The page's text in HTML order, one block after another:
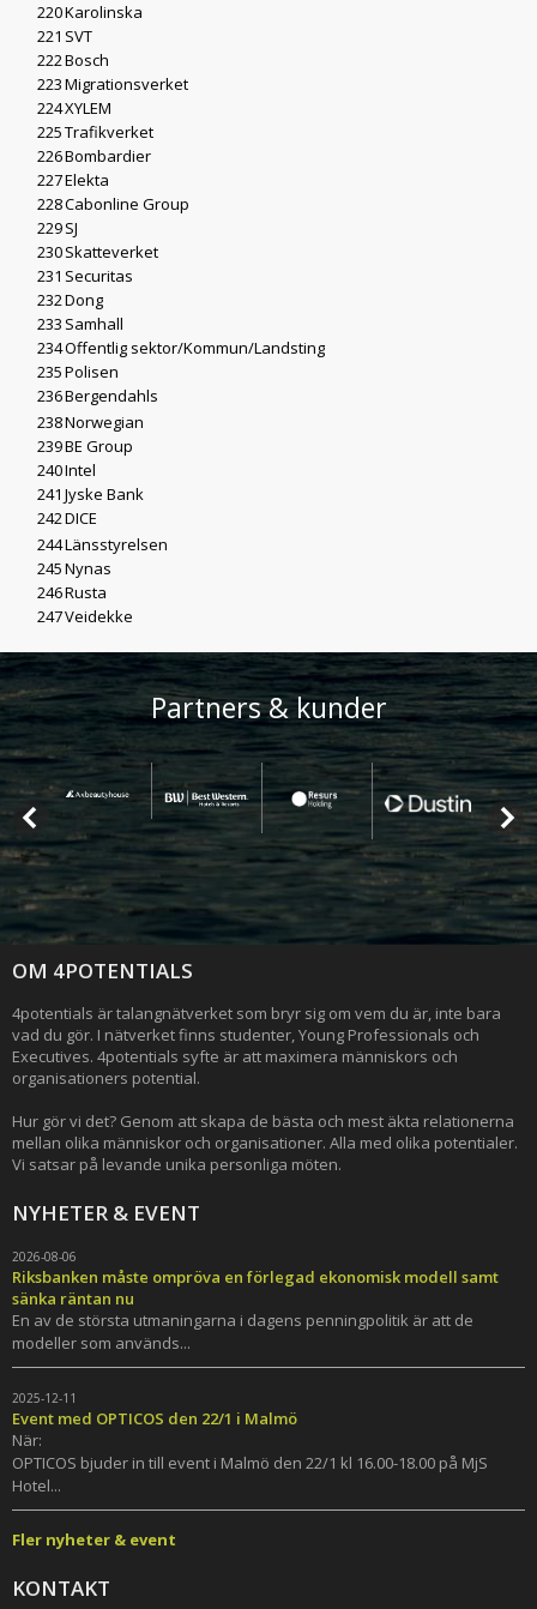
220Karolinska
221 SVT
222Bosch
223Migrationsverket
224XYLEM
225Trafikverket
226Bombardier
227Elekta
228Cabonline Group
229SJ
230Skatteverket
231 Securitas
232Dong
233 Samhall
234Offentlig sektor/Kommun/Landsting
235Polisen
236Bergendahls
238Norwegian
239BE Group
240Intel
241 Jyske Bank
242DICE
244Länsstyrelsen
245Nynas
246Rusta
247Veidekke
Partners & kunder
OM 4POTENTIALS
4potentials är talangnätverket som bryr sig om vem du är, inte bara
vad du gör. I nätverket finns studenter, Young Professionals och
Executives. 4potentials syfte är att maximera människors och
organisationers potential.
Hur gör vi det? Genom att skapa de bästa och mest äkta relationerna
mellan olika människor och organisationer. Alla med olika potentialer.
Vi satsar på levande unika personliga möten.
NYHETER & EVENT
2026-08-06
Riksbanken måste ompröva en förlegad ekonomisk modell samt
sänka räntan nu
En av de största utmaningarna i dagens penningpolitik är att de
modeller som används...
2025-12-11
Event med OPTICOS den 22/1 i Malmö
När:
OPTICOS bjuder in till event i Malmö den 22/1 kl 16.00-18.00 på MjS
Hotel...
Fler nyheter & event
KONTAKT